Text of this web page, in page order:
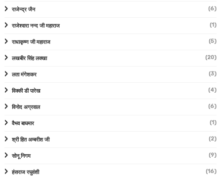
राजेन्द्र जैन (6)
राजेश्वारा नन्द जी महाराज (1)
राधाकृष्ण जी महाराज (5)
लखबीर सिंह लक्खा (20)
लता मंगेशकर (3)
विक्की डी पारेख (4)
विनोद अग्रवाल (6)
वैभव बाघमार (1)
श्री हित अम्बरीश जी (2)
सोनू निगम (9)
हंसराज रघुवंशी (16)